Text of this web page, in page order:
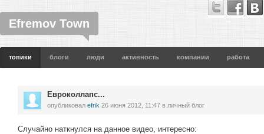
Efremov Town
топики блоги люди активность компании работа
Евроколлапс...
опубликовал efrik 26 июня 2012, 11:47 в личный блог
Случайно наткнулся на данное видео, интересно: